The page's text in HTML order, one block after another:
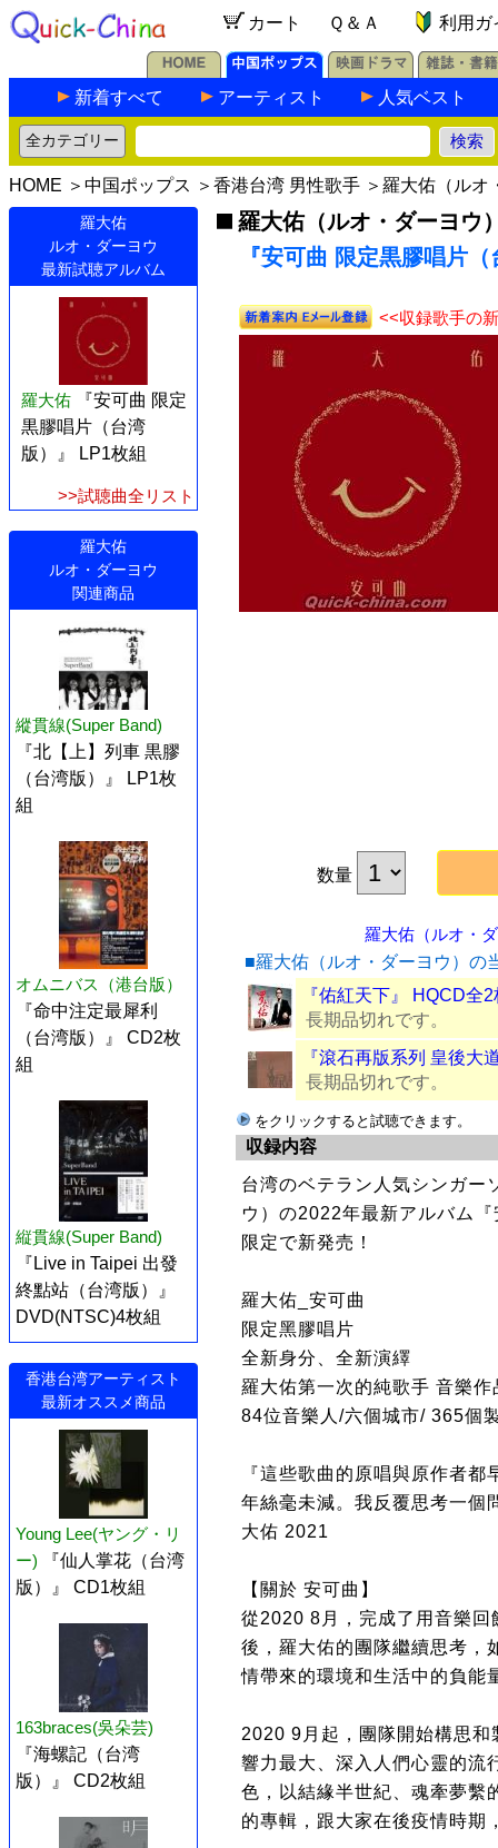
カート Ｑ＆Ａ 利用ガ
新着すべて アーティスト 人気ベスト
HOME ＞ 中国ポップス ＞ 香港台湾 男性歌手 ＞ 羅大佑（ルオ
羅大佑
ルオ・ダーヨウ
最新試聴アルバム
羅大佑
『安可曲 限定
黒膠唱片（台湾
版）』 LP1枚組
>>試聴曲全リスト
羅大佑
ルオ・ダーヨウ
関連商品
縱貫線(Super Band)
『北【上】列車 黒膠
（台湾版）』 LP1枚
組
オムニバス（港台版）
『命中注定最犀利
（台湾版）』 CD2枚
組
縦貫線(Super Band)
『Live in Taipei 出發
終點站（台湾版）』
DVD(NTSC)4枚組
香港台湾アーティスト
最新オススメ商品
Young Lee(ヤング・リ
ー)
『仙人掌花（台湾
版）』 CD1枚組
163braces(吳朵芸)
『海螺記（台湾
版）』 CD2枚組
羅大佑（ルオ・ダーヨウ
『安可曲 限定黒膠唱片
<<収録歌手の
数量
羅大佑（ルオ・
■羅大佑（ルオ・ダーヨウ）の
『佑紅天下』 HQCD全
長期品切れです。
『滾石再版系列 皇後大
長期品切れです。
をクリックすると試聴できます。
収録内容
台湾のベテラン人気シンガー
ウ）の2022年最新アルバム
限定で新発売！
羅大佑_安可曲
限定黑膠唱片
全新身分、全新演繹
羅大佑第一次的純歌手 音樂作
84位音樂人/六個城市/ 365個
『這些歌曲的原唱與原作者
年絲毫未減。我反覆思考一個
大佑 2021
【關於 安可曲】
從2020 8月，完成了用音樂
後，羅大佑的團隊繼續思考，
情帶來的環境和生活中的負能
2020 9月起，團隊開始構思
響力最大、深入人們心靈的流
色，以結緣半世紀、魂牽夢繫
的專輯，跟大家在後疫情時期